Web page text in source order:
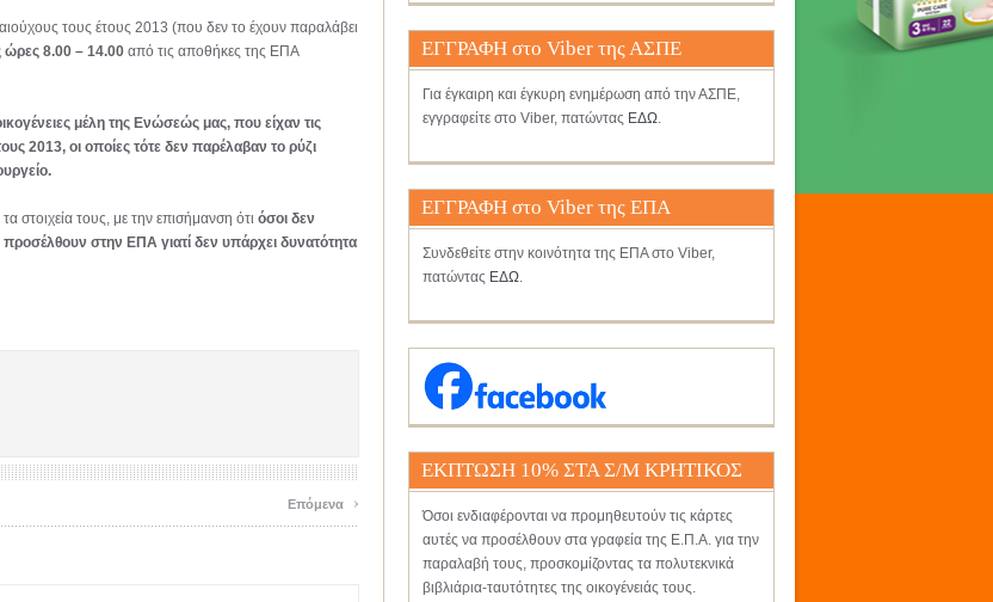
τους έτους 2013 (που δεν το έχουν παραλάβει
ώρες 8.00 – 14.00 από τις αποθήκες της ΕΠΑ
μέλη της Ενώσεώς μας, που είχαν τις
2013, οι οποίες τότε δεν παρέλαβαν το ρύζι
στοιχεία τους, με την επισήμανση ότι όσοι δεν
στην ΕΠΑ γιατί δεν υπάρχει δυνατότητα
Επόμενα ›
ΕΓΓΡΑΦΗ στο Viber της ΑΣΠΕ
Για έγκαιρη και έγκυρη ενημέρωση από την ΑΣΠΕ,
εγγραφείτε στο Viber, πατώντας ΕΔΩ.
ΕΓΓΡΑΦΗ στο Viber της ΕΠΑ
Συνδεθείτε στην κοινότητα της ΕΠΑ στο Viber,
πατώντας ΕΔΩ.
ΕΚΠΤΩΣΗ 10% ΣΤΑ Σ/Μ ΚΡΗΤΙΚΟΣ
Όσοι ενδιαφέρονται να προμηθευτούν τις κάρτες
αυτές να προσέλθουν στα γραφεία της Ε.Π.Α. για την
παραλαβή τους, προσκομίζοντας τα πολυτεκνικά
βιβλιάρια-ταυτότητες της οικογένειάς τους.